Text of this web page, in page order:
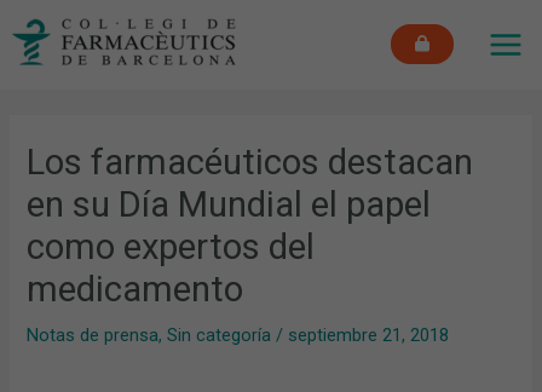
Los farmacéuticos destacan
en su Día Mundial el papel
como expertos del
medicamento
Notas de prensa,Sin categoría / septiembre 21, 2018